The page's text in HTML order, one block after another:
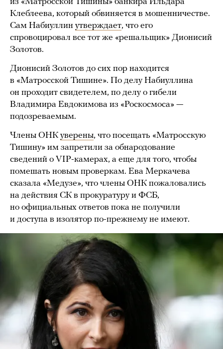
Клеблеева, который обвиняется в мошенничестве.
Сам Набиуллин утверждает, что его
спровоцировал все тот же «решальщик» Дионисий
Золотов.
Дионисий Золотов до сих пор находится
в «Матросской Тишине». По делу Набиуллина
он проходит свидетелем, по делу о гибели
Владимира Евдокимова из «Роскосмоса» —
подозреваемым.
Члены ОНК уверены, что посещать «Матросскую
Тишину» им запретили за обнародование
сведений о VIP-камерах, а еще для того, чтобы
помешать новым проверкам. Ева Меркачева
сказала «Медузе», что члены ОНК пожаловались
на действия СК в прокуратуру и ФСБ,
но официальных ответов пока не получили
и доступа в изолятор по-прежнему не имеют.